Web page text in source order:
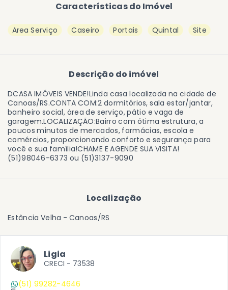
Características do Imóvel
Area Serviço Caseiro Portais Quintal Site
Descrição do imóvel
DCASA IMÓVEIS VENDE!Linda casa localizada na cidade de
Canoas/RS.CONTA COM:2 dormitórios, sala estar/jantar,
banheiro social, área de serviço, pátio e vaga de
garagem.LOCALIZAÇÃO:Bairro com ótima estrutura, a
poucos minutos de mercados, farmácias, escola e
comércios, proporcionando conforto e segurança para
você e sua família!CHAME E AGENDE SUA VISITA!
(51)98046-6373 ou (51)3137-9090
Localização
Estância Velha - Canoas/RS
Ligia
CRECI - 73538
(51) 99282-4646